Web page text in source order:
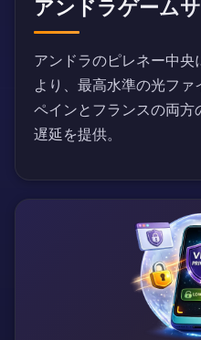
アンドラゲーム
アンドラのピレネー中
より、最高水準の光フ
ペインとフランスの両方
遅延を提供。